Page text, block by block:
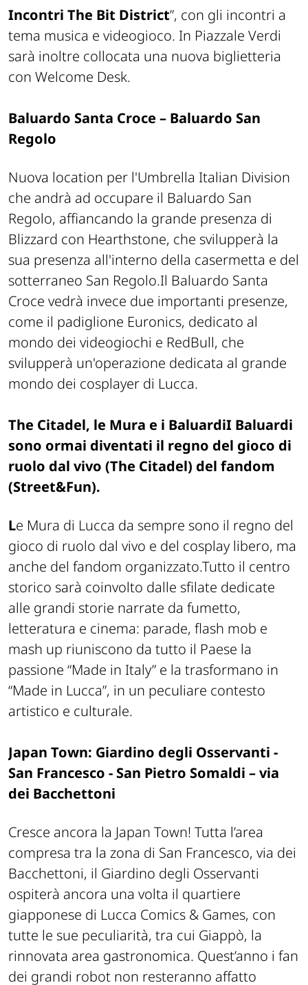
Incontri The Bit District”, con gli incontri a
tema musica e videogioco. In Piazzale Verdi
sarà inoltre collocata una nuova biglietteria
con Welcome Desk.
Baluardo Santa Croce – Baluardo San
Regolo
Nuova location per l'Umbrella Italian Division
che andrà ad occupare il Baluardo San
Regolo, affiancando la grande presenza di
Blizzard con Hearthstone, che svilupperà la
sua presenza all'interno della casermetta e del
sotterraneo San Regolo.Il Baluardo Santa
Croce vedrà invece due importanti presenze,
come il padiglione Euronics, dedicato al
mondo dei videogiochi e RedBull, che
svilupperà un'operazione dedicata al grande
mondo dei cosplayer di Lucca.
The Citadel, le Mura e i BaluardiI Baluardi
sono ormai diventati il regno del gioco di
ruolo dal vivo (The Citadel) del fandom
(Street&Fun).
Le Mura di Lucca da sempre sono il regno del
gioco di ruolo dal vivo e del cosplay libero, ma
anche del fandom organizzato.Tutto il centro
storico sarà coinvolto dalle sfilate dedicate
alle grandi storie narrate da fumetto,
letteratura e cinema: parade, flash mob e
mash up riuniscono da tutto il Paese la
passione “Made in Italy” e la trasformano in
“Made in Lucca”, in un peculiare contesto
artistico e culturale.
Japan Town: Giardino degli Osservanti -
San Francesco - San Pietro Somaldi – via
dei Bacchettoni
Cresce ancora la Japan Town! Tutta l’area
compresa tra la zona di San Francesco, via dei
Bacchettoni, il Giardino degli Osservanti
ospiterà ancora una volta il quartiere
giapponese di Lucca Comics & Games, con
tutte le sue peculiarità, tra cui Giappò, la
rinnovata area gastronomica. Quest’anno i fan
dei grandi robot non resteranno affatto